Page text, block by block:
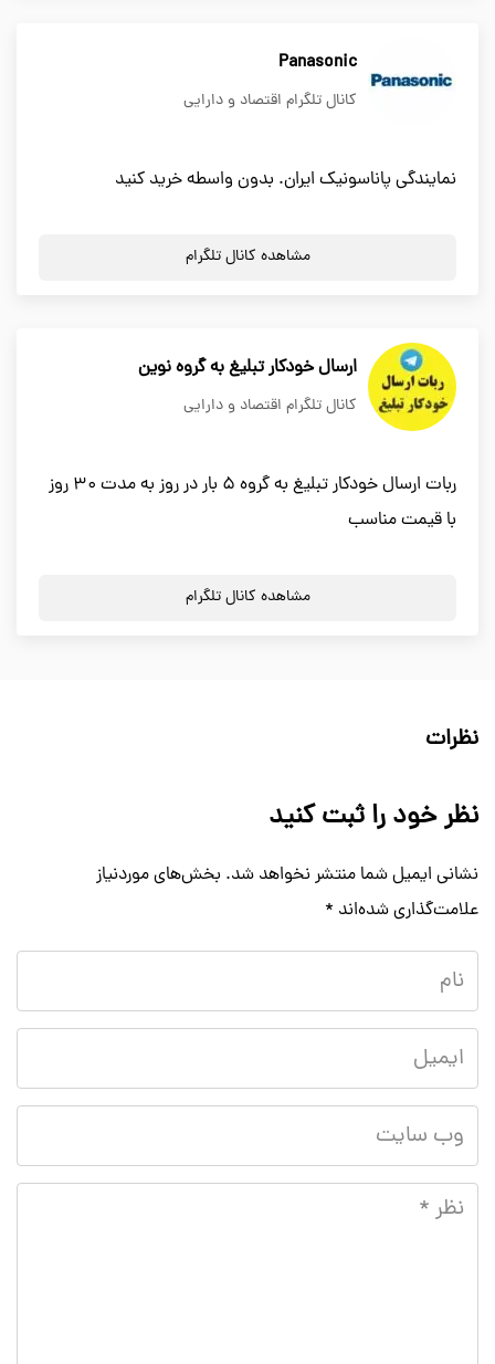
Panasonic
کانال تلگرام اقتصاد و دارایی
نمایندگی پاناسونیک ایران. بدون واسطه خرید کنید
مشاهده کانال تلگرام
ارسال خودکار تبلیغ به گروه نوین
کانال تلگرام اقتصاد و دارایی
ربات ارسال خودکار تبلیغ به گروه 5 بار در روز به مدت 30 روز
با قیمت مناسب
مشاهده کانال تلگرام
نظرات
نظر خود را ثبت کنید
نشانی ایمیل شما منتشر نخواهد شد. بخش‌های موردنیاز
علامت‌گذاری شده‌اند *